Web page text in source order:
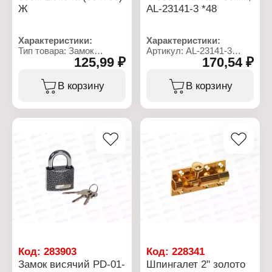
Ж
Характеристики:
Тип товара: Замок
Вид: тросовый
Способ закрывания:
Цвет: в ассортименте
Длина: 80 см
125,99 ₽
В корзину
AL-23141-3 *48
Характеристики:
Артикул: AL-23141-3
Тип товара: Замок
Размер: 80 мм
Количество ключей в
170,54 ₽
В корзину
Код: 283903
Замок висячий PD-01-
Код:228341
Шпингалет 2" золото